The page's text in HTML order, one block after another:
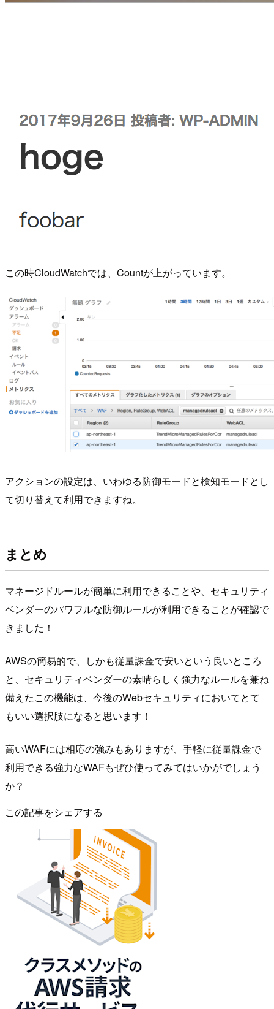
この時CloudWatchでは、Countが上がっています。
アクションの設定は、いわゆる防御モードと検知モードとし
て切り替えて利用できますね。
まとめ
マネージドルールが簡単に利用できることや、セキュリティ
ベンダーのパワフルな防御ルールが利用できることが確認で
きました！
AWSの簡易的で、しかも従量課金で安いという良いところ
と、セキュリティベンダーの素晴らしく強力なルールを兼ね
備えたこの機能は、今後のWebセキュリティにおいてとて
もいい選択肢になると思います！
高いWAFには相応の強みもありますが、手軽に従量課金で
利用できる強力なWAFもぜひ使ってみてはいかがでしょう
か？
この記事をシェアする